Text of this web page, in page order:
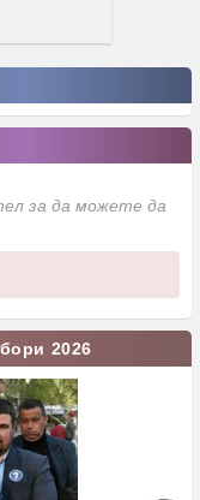
за да можете да
2026